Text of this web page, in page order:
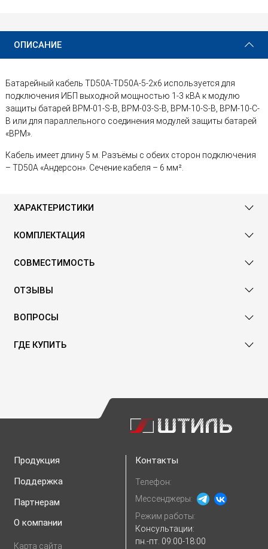
2 335 ₽ Купить
ОПИСАНИЕ
Батарейный кабель TD50А-TD50A-5-2х6 используется для
подключения ИБП выходной мощностью 1-3 кВА к модулю
защиты батарей BPM-01-S-B, BPM-03-S-B, BPM-10-S-B, BPM-10-C-
B или для параллельного соединения модулей защиты батарей
«BPM».
Кабель имеет длину 5 м. Разъёмы с обеих сторон подключения
– TD50А «Андерсон». Сечение кабеля – 6 мм².
ХАРАКТЕРИСТИКИ
КОМПЛЕКТАЦИЯ
СОВМЕСТИМОСТЬ
ОТЗЫВЫ
ВОПРОСЫ
ГДЕ КУПИТЬ
Продукция
Поддержка
Партнерам
О компании
Карта сайта
Контакты
Телефон:
Мессенджеры:
Режим работы:
Консультации:
пн.-пт. 09:00-18:00